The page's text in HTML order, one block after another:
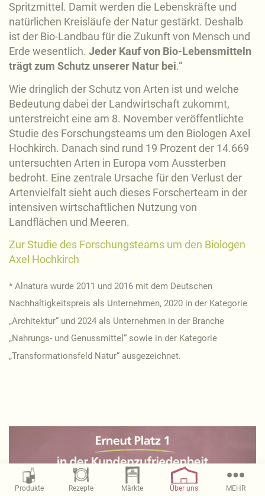
Magazin
Produkte Rezepte Märkte Über uns MEHR
Spritzmittel. Damit werden die Lebenskräfte und
natürlichen Kreisläufe der Natur gestärkt. Deshalb
ist der Bio-Landbau für die Zukunft von Mensch und
Erde wesentlich. Jeder Kauf von Bio-Lebensmitteln
trägt zum Schutz unserer Natur bei.“
Wie dringlich der Schutz von Arten ist und welche
Bedeutung dabei der Landwirtschaft zukommt,
unterstreicht eine am 8. November veröffentlichte
Studie des Forschungsteams um den Biologen Axel
Hochkirch. Danach sind rund 19 Prozent der 14.669
untersuchten Arten in Europa vom Aussterben
bedroht. Eine zentrale Ursache für den Verlust der
Artenvielfalt sieht auch dieses Forscherteam in der
intensiven wirtschaftlichen Nutzung von
Landflächen und Meeren.
Zur Studie des Forschungsteams um den Biologen
Axel Hochkirch
* Alnatura wurde 2011 und 2016 mit dem Deutschen
Nachhaltigkeitspreis als Unternehmen, 2020 in der Kategorie
„Architektur“ und 2024 als Unternehmen in der Branche
„Nahrungs- und Genussmittel“ sowie in der Kategorie
„Transformationsfeld Natur“ ausgezeichnet.